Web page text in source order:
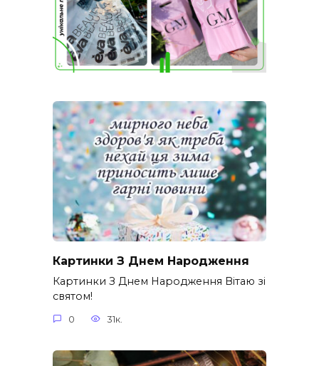
Картинки З Днем Народження
Картинки З Днем Народження Вітаю зі
святом!
0 31к.